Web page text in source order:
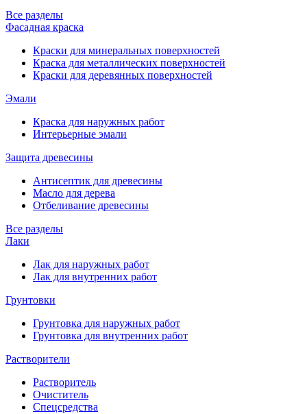
Все разделы
Фасадная краска
Краски для минеральных поверхностей
Краска для металлических поверхностей
Краски для деревянных поверхностей
Эмали
Краска для наружных работ
Интерьерные эмали
Защита древесины
Антисептик для древесины
Масло для дерева
Отбеливание древесины
Все разделы
Лаки
Лак для наружных работ
Лак для внутренних работ
Грунтовки
Грунтовка для наружных работ
Грунтовка для внутренних работ
Растворители
Растворитель
Очиститель
Спецсредства